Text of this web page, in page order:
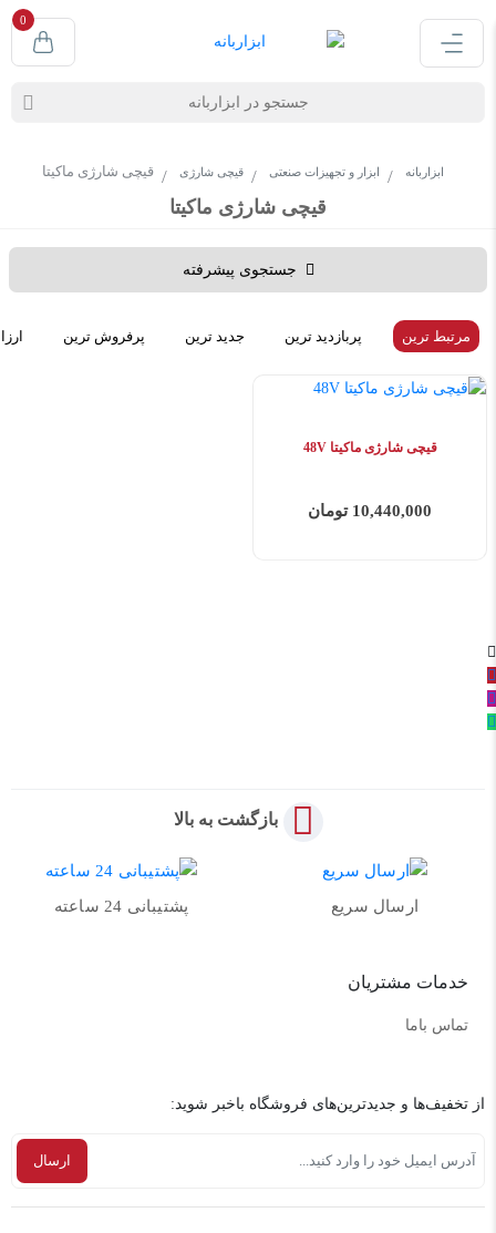
0
ابزاربانه ابزار و تجهیزات صنعتی قیچی شارژی قیچی شارژی ماکیتا
قیچی شارژی ماکیتا
جستجوی پیشرفته
مرتبط ترین پربازدید ترین جدید ترین پرفروش ترین
قیچی شارژی ماکیتا 48V
10,440,000 تومان
بازگشت به بالا
ارسال سریع پشتیبانی 24 ساعته
خدمات مشتریان
تماس باما
از تخفیف‌ها و جدیدترین‌های فروشگاه باخبر شوید: